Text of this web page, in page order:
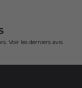
Voir les derniers avis